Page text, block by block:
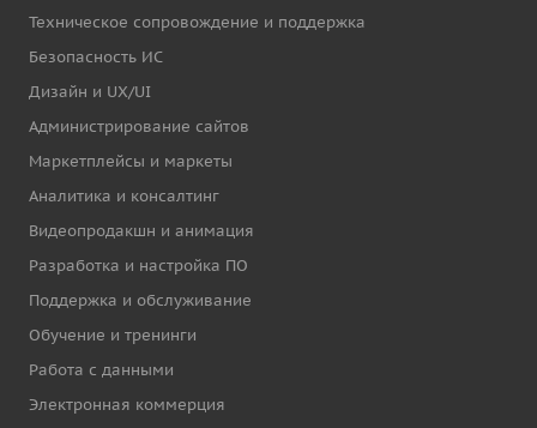
Техническое сопровождение и поддержка
Безопасность ИС
Дизайн и UX/UI
Администрирование сайтов
Маркетплейсы и маркеты
Аналитика и консалтинг
Видеопродакшн и анимация
Разработка и настройка ПО
Поддержка и обслуживание
Обучение и тренинги
Работа с данными
Электронная коммерция